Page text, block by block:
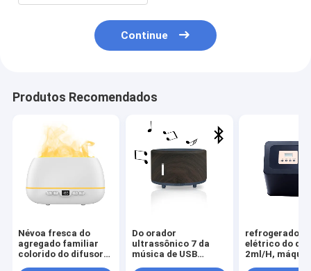
Continue
Produtos Recomendados
Névoa fresca do
agregado familiar
colorido do difusor
Do orador
ultrassônico 7 da
música de USB
refrogerador
elétrico do
2ml/H,